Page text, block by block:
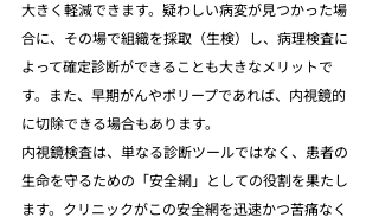
大きく軽減できます。疑わしい病変が見つかった場
合に、その場で組織を採取（生検）し、病理検査に
よって確定診断ができることも大きなメリットで
す。また、早期がんやポリープであれば、内視鏡的
に切除できる場合もあります。
内視鏡検査は、単なる診断ツールではなく、患者の
生命を守るための「安全網」としての役割を果たし
ます。クリニックがこの安全網を迅速かつ苦痛なく